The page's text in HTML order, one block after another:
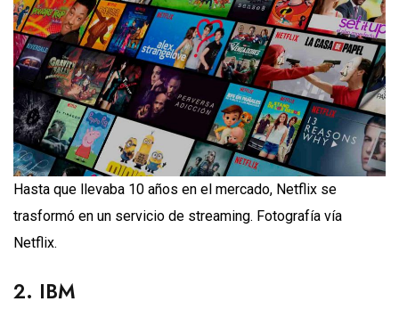
Hasta que llevaba 10 años en el mercado, Netflix se
trasformó en un servicio de streaming. Fotografía vía
Netflix.
2. IBM